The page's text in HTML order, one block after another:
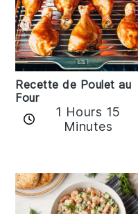
Recette de Poulet au
Four
1 Hours 15
Minutes